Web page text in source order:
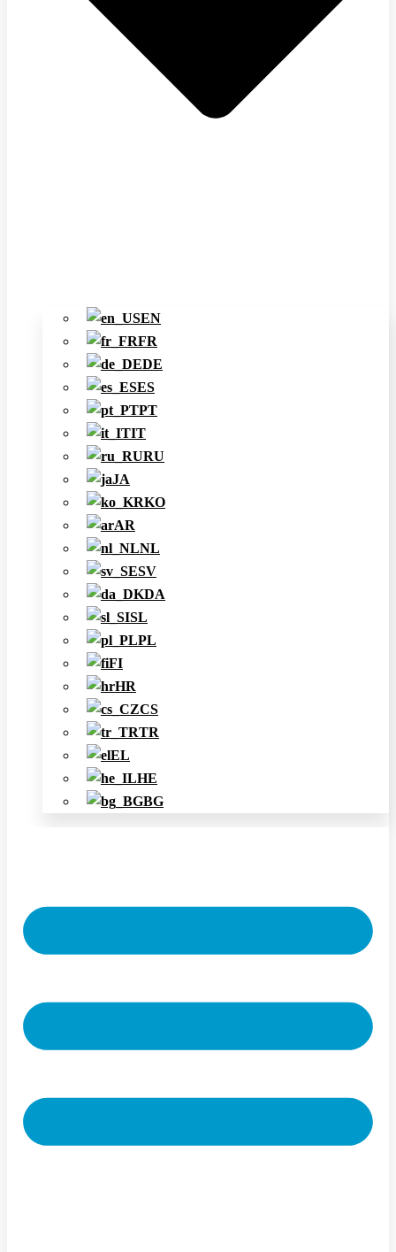
EN
FR
DE
ES
PT
IT
RU
JA
KO
AR
NL
SV
DA
SL
PL
FI
HR
CS
TR
EL
HE
BG